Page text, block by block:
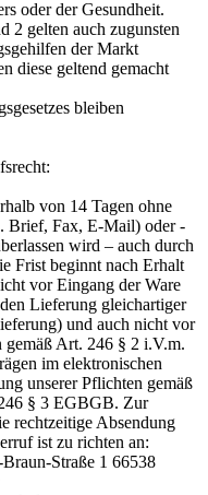
oder der Gesundheit.
2 gelten auch zugunsten
der Markt
diese geltend gemacht
bleiben
von 14 Tagen ohne
Brief, Fax, E-Mail) oder -
wird – auch durch
Frist beginnt nach Erhalt
vor Eingang der Ware
Lieferung gleichartiger
und auch nicht vor
Art. 246 § 2 i.V.m.
im elektronischen
unserer Pflichten gemäß
§ 3 EGBGB. Zur
rechtzeitige Absendung
ist zu richten an:
Straße 1 66538